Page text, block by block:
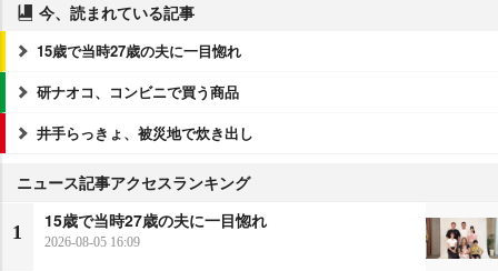
今、読まれている記事
15歳で当時27歳の夫に一目惚れ
研ナオコ、コンビニで買う商品
井手らっきょ、被災地で炊き出し
ニュース記事アクセスランキング
1
15歳で当時27歳の夫に一目惚れ
2026-08-05 16:09